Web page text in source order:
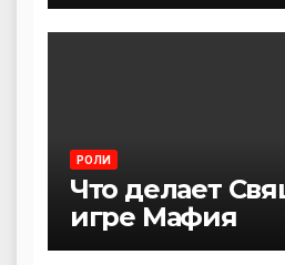
РОЛИ
Что делает
игре Мафия